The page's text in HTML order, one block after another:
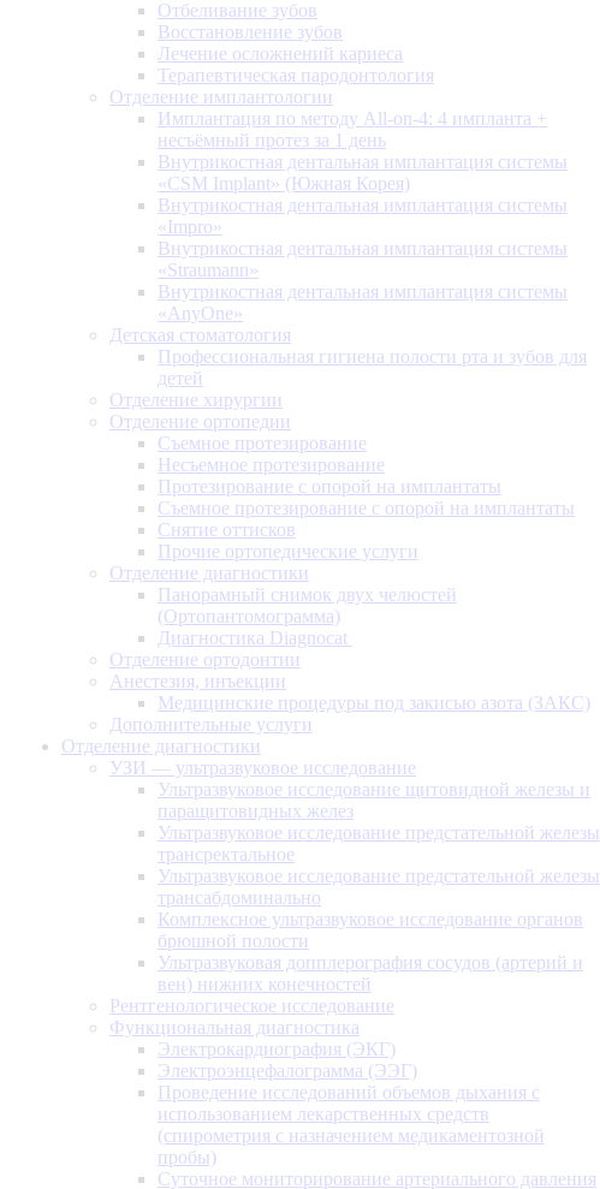
Отбеливание зубов
Восстановление зубов
Лечение осложнений кариеса
Терапевтическая пародонтология
Отделение имплантологии
Имплантация по методу All-on-4: 4 импланта +
несъёмный протез за 1 день
Внутрикостная дентальная имплантация системы
«CSM Implant» (Южная Корея)
Внутрикостная дентальная имплантация системы
«Impro»
Внутрикостная дентальная имплантация системы
«Straumann»
Внутрикостная дентальная имплантация системы
«AnyOne»
Детская стоматология
Профессиональная гигиена полости рта и зубов для
детей
Отделение хирургии
Отделение ортопедии
Съемное протезирование
Несъемное протезирование
Протезирование с опорой на имплантаты
Съемное протезирование с опорой на имплантаты
Снятие оттисков
Прочие ортопедические услуги
Отделение диагностики
Панорамный снимок двух челюстей
(Ортопантомограмма)
Диагностика Diagnocat
Отделение ортодонтии
Анестезия, инъекции
Медицинские процедуры под закисью азота (ЗАКС)
Дополнительные услуги
Отделение диагностики
УЗИ — ультразвуковое исследование
Ультразвуковое исследование щитовидной железы и
паращитовидных желез
Ультразвуковое исследование предстательной железы
трансректальное
Ультразвуковое исследование предстательной железы
трансабдоминально
Комплексное ультразвуковое исследование органов
брюшной полости
Ультразвуковая допплерография сосудов (артерий и
вен) нижних конечностей
Рентгенологическое исследование
Функциональная диагностика
Электрокардиография (ЭКГ)
Электроэнцефалограмма (ЭЭГ)
Проведение исследований объемов дыхания с
использованием лекарственных средств
(спирометрия с назначением медикаментозной
пробы)
Суточное мониторирование артериального давления